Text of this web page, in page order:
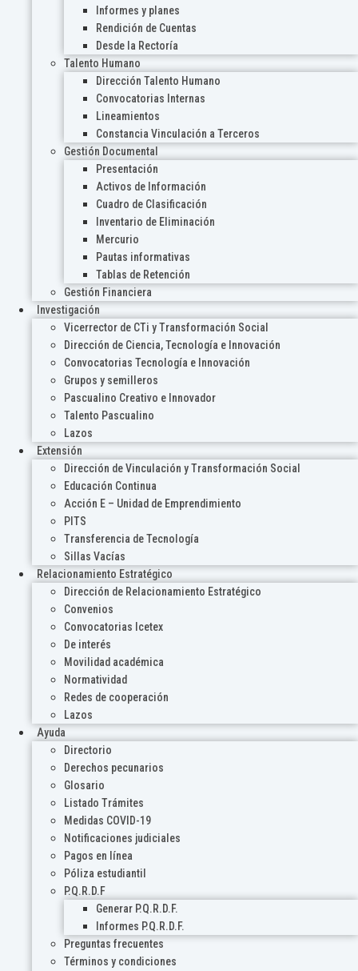
Informes y planes
Rendición de Cuentas
Desde la Rectoría
Talento Humano
Dirección Talento Humano
Convocatorias Internas
Lineamientos
Constancia Vinculación a Terceros
Gestión Documental
Presentación
Activos de Información
Cuadro de Clasificación
Inventario de Eliminación
Mercurio
Pautas informativas
Tablas de Retención
Gestión Financiera
Investigación
Vicerrector de CTi y Transformación Social
Dirección de Ciencia, Tecnología e Innovación
Convocatorias Tecnología e Innovación
Grupos y semilleros
Pascualino Creativo e Innovador
Talento Pascualino
Lazos
Extensión
Dirección de Vinculación y Transformación Social
Educación Continua
Acción E – Unidad de Emprendimiento
PITS
Transferencia de Tecnología
Sillas Vacías
Relacionamiento Estratégico
Dirección de Relacionamiento Estratégico
Convenios
Convocatorias Icetex
De interés
Movilidad académica
Normatividad
Redes de cooperación
Lazos
Ayuda
Directorio
Derechos pecunarios
Glosario
Listado Trámites
Medidas COVID-19
Notificaciones judiciales
Pagos en línea
Póliza estudiantil
P.Q.R.D.F
Generar P.Q.R.D.F.
Informes P.Q.R.D.F.
Preguntas frecuentes
Términos y condiciones